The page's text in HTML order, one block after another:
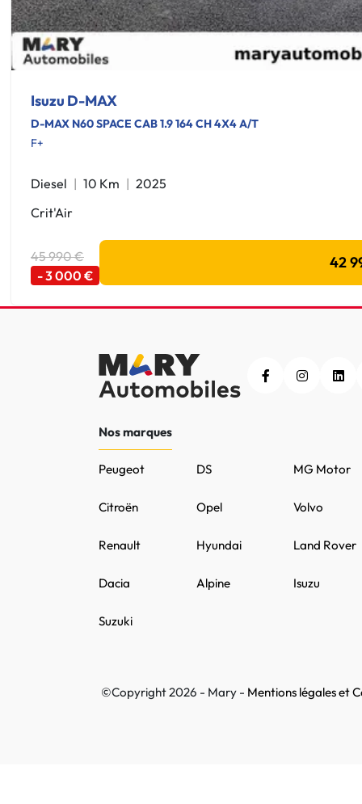
Isuzu D-MAX
D-MAX N60 SPACE CAB 1.9 164 CH 4X4 A/T
F+
Diesel 10 Km
2025
Crit'Air
45 990 €
- 3 000 €
42
Nos marques
Peugeot DS MG Motor
Citroën Opel Volvo
Renault Hyundai Land Rover
Dacia Alpine Isuzu
Suzuki
©Copyright 2026 - Mary - Mentions légales et